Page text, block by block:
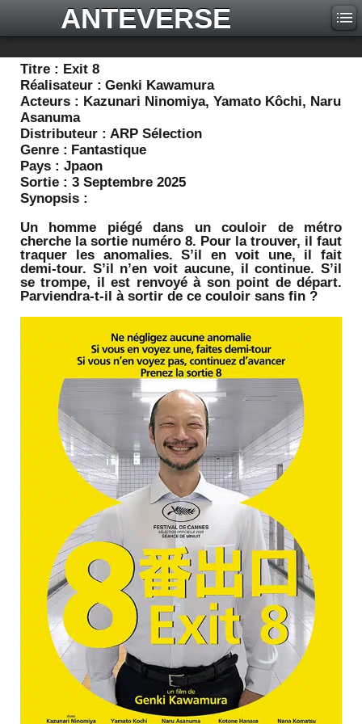
ANTEVERSE
Titre : Exit 8
Réalisateur : Genki Kawamura
Acteurs : Kazunari Ninomiya, Yamato Kôchi, Naru
Asanuma
Distributeur : ARP Sélection
Genre : Fantastique
Pays : Jpaon
Sortie : 3 Septembre 2025
Synopsis :
Un homme piégé dans un couloir de métro
cherche la sortie numéro 8. Pour la trouver, il faut
traquer les anomalies. S’il en voit une, il fait
demi-tour. S’il n’en voit aucune, il continue. S’il
se trompe, il est renvoyé à son point de départ.
Parviendra-t-il à sortir de ce couloir sans fin ?